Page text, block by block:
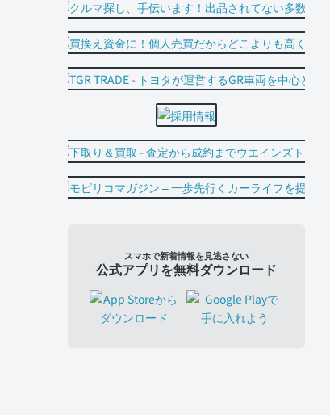
スマホで新着情報を見逃さない
公式アプリを無料ダウンロード